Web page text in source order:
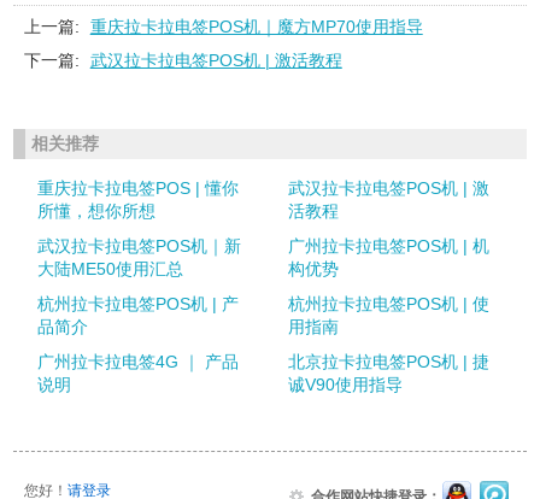
上一篇:
重庆拉卡拉电签POS机｜魔方MP70使用指导
下一篇:
武汉拉卡拉电签POS机 | 激活教程
相关推荐
重庆拉卡拉电签POS | 懂你
所懂，想你所想
武汉拉卡拉电签POS机 | 激
活教程
武汉拉卡拉电签POS机｜新
大陆ME50使用汇总
广州拉卡拉电签POS机 | 机
构优势
杭州拉卡拉电签POS机 | 产
品简介
杭州拉卡拉电签POS机 | 使
用指南
广州拉卡拉电签4G ｜ 产品
说明
北京拉卡拉电签POS机 | 捷
诚V90使用指导
您好！ 请登录